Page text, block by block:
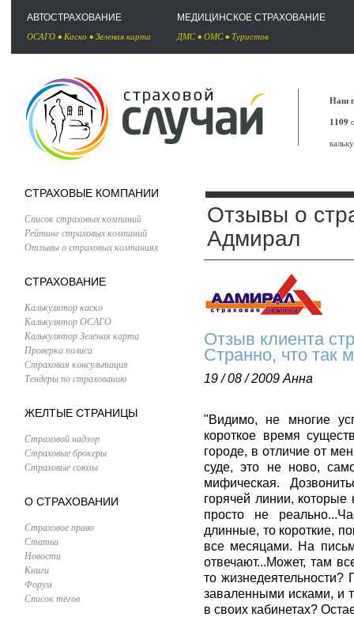
АВТОСТРАХОВАНИЕ
ОСАГО • Каско • Зеленая карта
МЕДИЦИНСКОЕ СТРАХОВАНИЕ
ДМС• ОМС• Туристов
Наш
1109
СТРАХОВЫЕ КОМПАНИИ
Список страховых компаний
Рейтинг страховых компаний
Отзывы о страховых компаниях
СТРАХОВАНИЕ
Калькулятор каско
Калькулятор ОСАГО
Калькулятор Зеленая карта
Проверка полиса
Страховая консультация
Тендеры по страхованию
ЖЕЛТЫЕ СТРАНИЦЫ
Страховой надзор
Страховые брокеры
Страховые союзы
О СТРАХОВАНИИ
Страховое право
Статьи
Новости
Книги
Форум
Список тегов
Отзывы о
Адмирал
Отзыв клиента
Странно, что так
19 / 08 / 2009 Анна
"Видимо, не многие
короткое время
городе, в отличие от
суде, это не ново,
мифическая.
горячей линии, которые
просто не
длинные, то короткие,
все месяцами. На
отвечают...Может, там
то жизнедеятельности?
заваленными исками, и
в своих кабинетах?